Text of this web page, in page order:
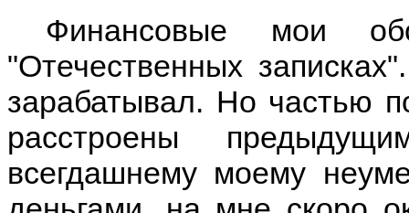
Финансовые мои
"Отечественных
зарабатывал. Но частью
расстроены
всегдашнему моему